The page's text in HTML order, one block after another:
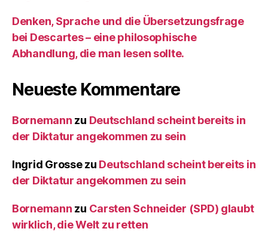
Denken, Sprache und die Übersetzungsfrage
bei Descartes – eine philosophische
Abhandlung, die man lesen sollte.
Neueste Kommentare
Bornemann zu Deutschland scheint bereits in
der Diktatur angekommen zu sein
Ingrid Grossezu Deutschland scheint bereits in
der Diktatur angekommen zu sein
Bornemann zu Carsten Schneider (SPD) glaubt
wirklich, die Welt zu retten